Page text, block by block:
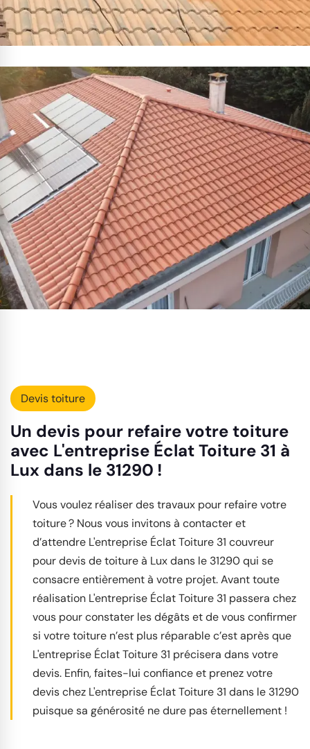
Devis toiture
Un devis pour refaire votre toiture
avec L'entreprise Éclat Toiture 31 à
Lux dans le 31290 !
Vous voulez réaliser des travaux pour refaire votre
toiture ? Nous vous invitons à contacter et
d’attendre L'entreprise Éclat Toiture 31 couvreur
pour devis de toiture à Lux dans le 31290 qui se
consacre entièrement à votre projet. Avant toute
réalisation L'entreprise Éclat Toiture 31 passera chez
vous pour constater les dégâts et de vous confirmer
si votre toiture n’est plus réparable c’est après que
L'entreprise Éclat Toiture 31 précisera dans votre
devis. Enfin, faites-lui confiance et prenez votre
devis chez L'entreprise Éclat Toiture 31 dans le 31290
puisque sa générosité ne dure pas éternellement !